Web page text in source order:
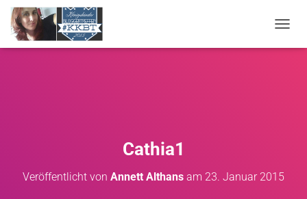
Cathia1
Veröffentlicht von Annett Althans am 23. Januar 2015